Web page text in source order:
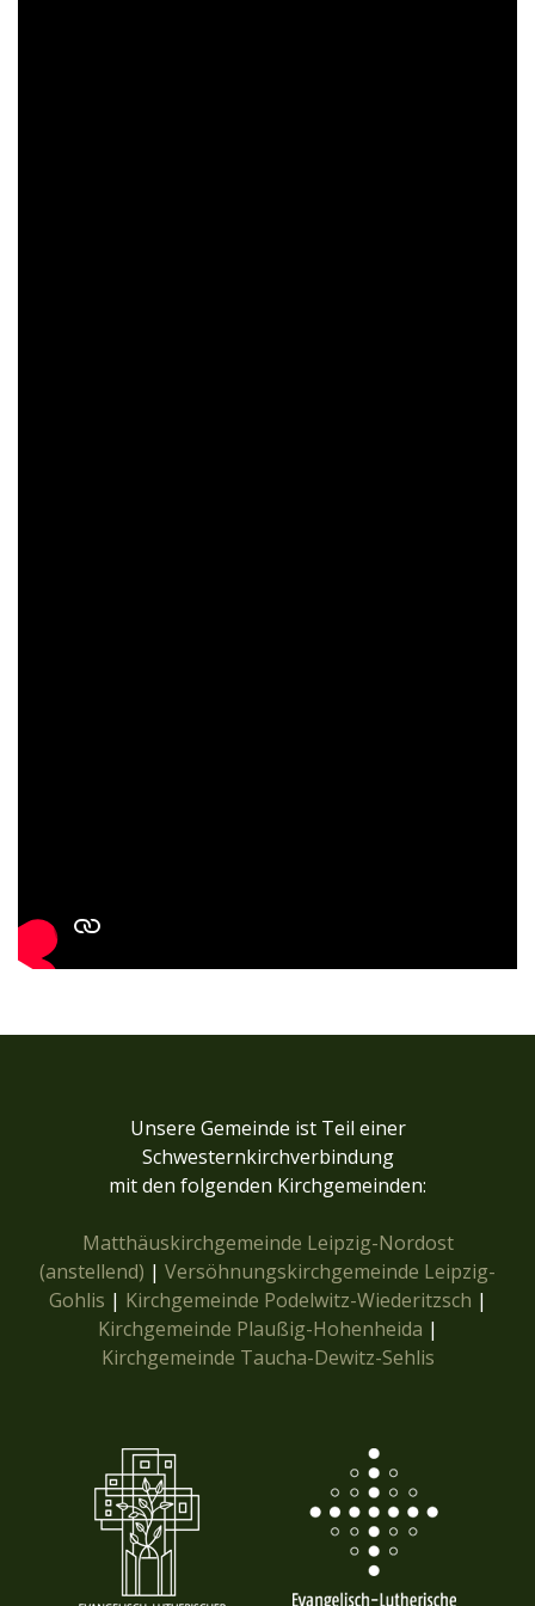
Unsere Gemeinde ist Teil einer
Schwesternkirchverbindung
mit den folgenden Kirchgemeinden:
Matthäuskirchgemeinde Leipzig-Nordost
(anstellend) | Versöhnungskirchgemeinde Leipzig-
Gohlis | Kirchgemeinde Podelwitz-Wiederitzsch |
Kirchgemeinde Plaußig-Hohenheida |
Kirchgemeinde Taucha-Dewitz-Sehlis